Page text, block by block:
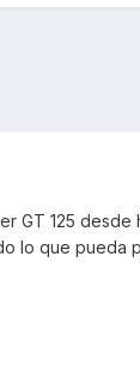
GT 125
lo que pueda